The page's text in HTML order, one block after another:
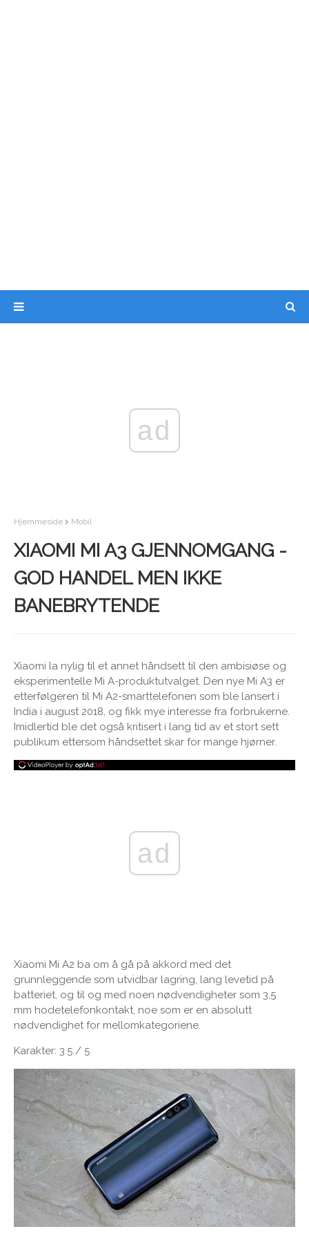
ad
Hjemmeside Mobil
XIAOMI MI A3 GJENNOMGANG -
GOD HANDEL MEN IKKE
BANEBRYTENDE
Xiaomi la nylig til et annet håndsett til den ambisiøse og
eksperimentelle Mi A-produktutvalget. Den nye Mi A3 er
etterfølgeren til Mi A2-smarttelefonen som ble lansert i
India i august 2018, og fikk mye interesse fra forbrukerne.
Imidlertid ble det også kritisert i lang tid av et stort sett
publikum ettersom håndsettet skar for mange hjørner.
ad
Xiaomi Mi A2 ba om å gå på akkord med det
grunnleggende som utvidbar lagring, lang levetid på
batteriet, og til og med noen nødvendigheter som 3,5
mm hodetelefonkontakt, noe som er en absolutt
nødvendighet for mellomkategoriene.
Karakter: 3.5 / 5